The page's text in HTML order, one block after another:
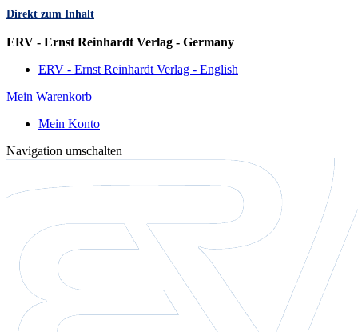
Direkt zum Inhalt
ERV - Ernst Reinhardt Verlag - Germany
ERV - Ernst Reinhardt Verlag - English
Mein Warenkorb
Mein Konto
Navigation umschalten